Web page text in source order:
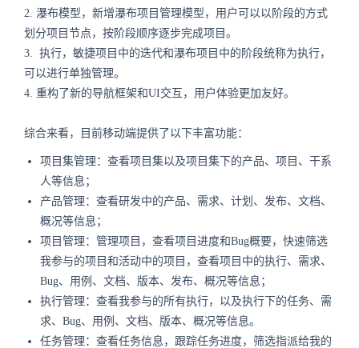
2. 瀑布模型，新增瀑布项目管理模型，用户可以以阶段的方式
划分项目节点，按阶段顺序逐步完成项目。
3. 执行，敏捷项目中的迭代和瀑布项目中的阶段统称为执行，
可以进行单独管理。
4. 重构了新的导航框架和UI交互，用户体验更加友好。
综合来看，目前移动端提供了以下丰富功能：
项目集管理：查看项目集以及项目集下的产品、项目、干系
人等信息；
产品管理：查看研发中的产品、需求、计划、发布、文档、
概况等信息；
项目管理：管理项目，查看项目进度和Bug概要，快速筛选
我参与的项目和活动中的项目，查看项目中的执行、需求、
Bug、用例、文档、版本、发布、概况等信息；
执行管理：查看我参与的所有执行，以及执行下的任务、需
求、Bug、用例、文档、版本、概况等信息。
任务管理：查看任务信息，跟踪任务进度，筛选指派给我的